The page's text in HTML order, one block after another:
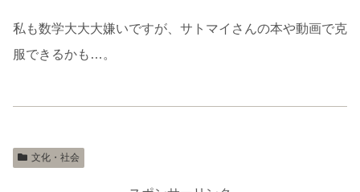
私も数学大大大嫌いですが、サトマイさんの本や動画で克
服できるかも…。
文化・社会